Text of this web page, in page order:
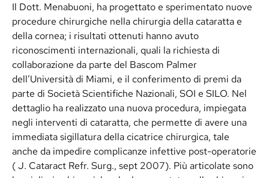
Il Dott. Menabuoni, ha progettato e sperimentato nuove
procedure chirurgiche nella chirurgia della cataratta e
della cornea; i risultati ottenuti hanno avuto
riconoscimenti internazionali, quali la richiesta di
collaborazione da parte del Bascom Palmer
dell’Università di Miami, e il conferimento di premi da
parte di Società Scientifiche Nazionali, SOI e SILO. Nel
dettaglio ha realizzato una nuova procedura, impiegata
negli interventi di cataratta, che permette di avere una
immediata sigillatura della cicatrice chirurgica, tale
anche da impedire complicanze infettive post-operatorie
( J. Cataract Refr. Surg., sept 2007). Più articolate sono